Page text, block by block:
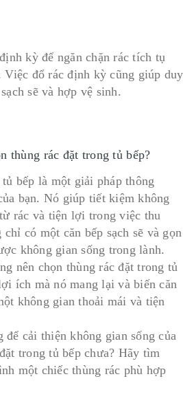
kỳ để ngăn chặn rác tích tụ
Việc đổ rác định kỳ cũng giúp duy
sẽ và hợp vệ sinh.
thùng rác đặt trong tủ bếp?
bếp là một giải pháp thông
bạn. Nó giúp tiết kiệm không
rác và tiện lợi trong việc thu
có một căn bếp sạch sẽ và gọn
không gian sống trong lành.
nên chọn thùng rác đặt trong tủ
ích mà nó mang lại và biến căn
không gian thoải mái và tiện
để cải thiện không gian sống của
trong tủ bếp chưa? Hãy tìm
một chiếc thùng rác phù hợp